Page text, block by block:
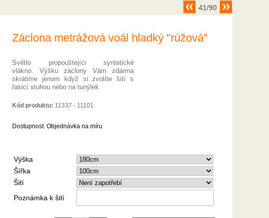
41/90
Záclona metrážová voál hladký "rúžová"
Světlo propouštejíci syntetické
vlákno. Výšku záclony Vám zdarma
skrátime jenom když si zvolíte šití s
řasicí stuhou nebo na tunýlek.
Kód produktu: 11337 - 11101
Dostupnost: Objednávka na míru
Výška
Šířka
Šití
Poznámka k šití